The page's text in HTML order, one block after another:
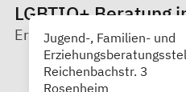
LGBTIQ+ Beratung
Erziehungs-, Jugend-
Jugend-, Familien- und
Reichenbachstr. 3
Rosenheim